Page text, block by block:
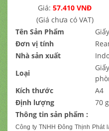
Giá: 57.410 VNĐ
(Giá chưa có VAT)
Tên Sản Phẩm
Đơn vị tính
Nhà sản xuất
Loại
Kích thước
A4
Định lượng
70
Thông tin sản phẩm :
Công ty TNHH Đông Thịnh Phát